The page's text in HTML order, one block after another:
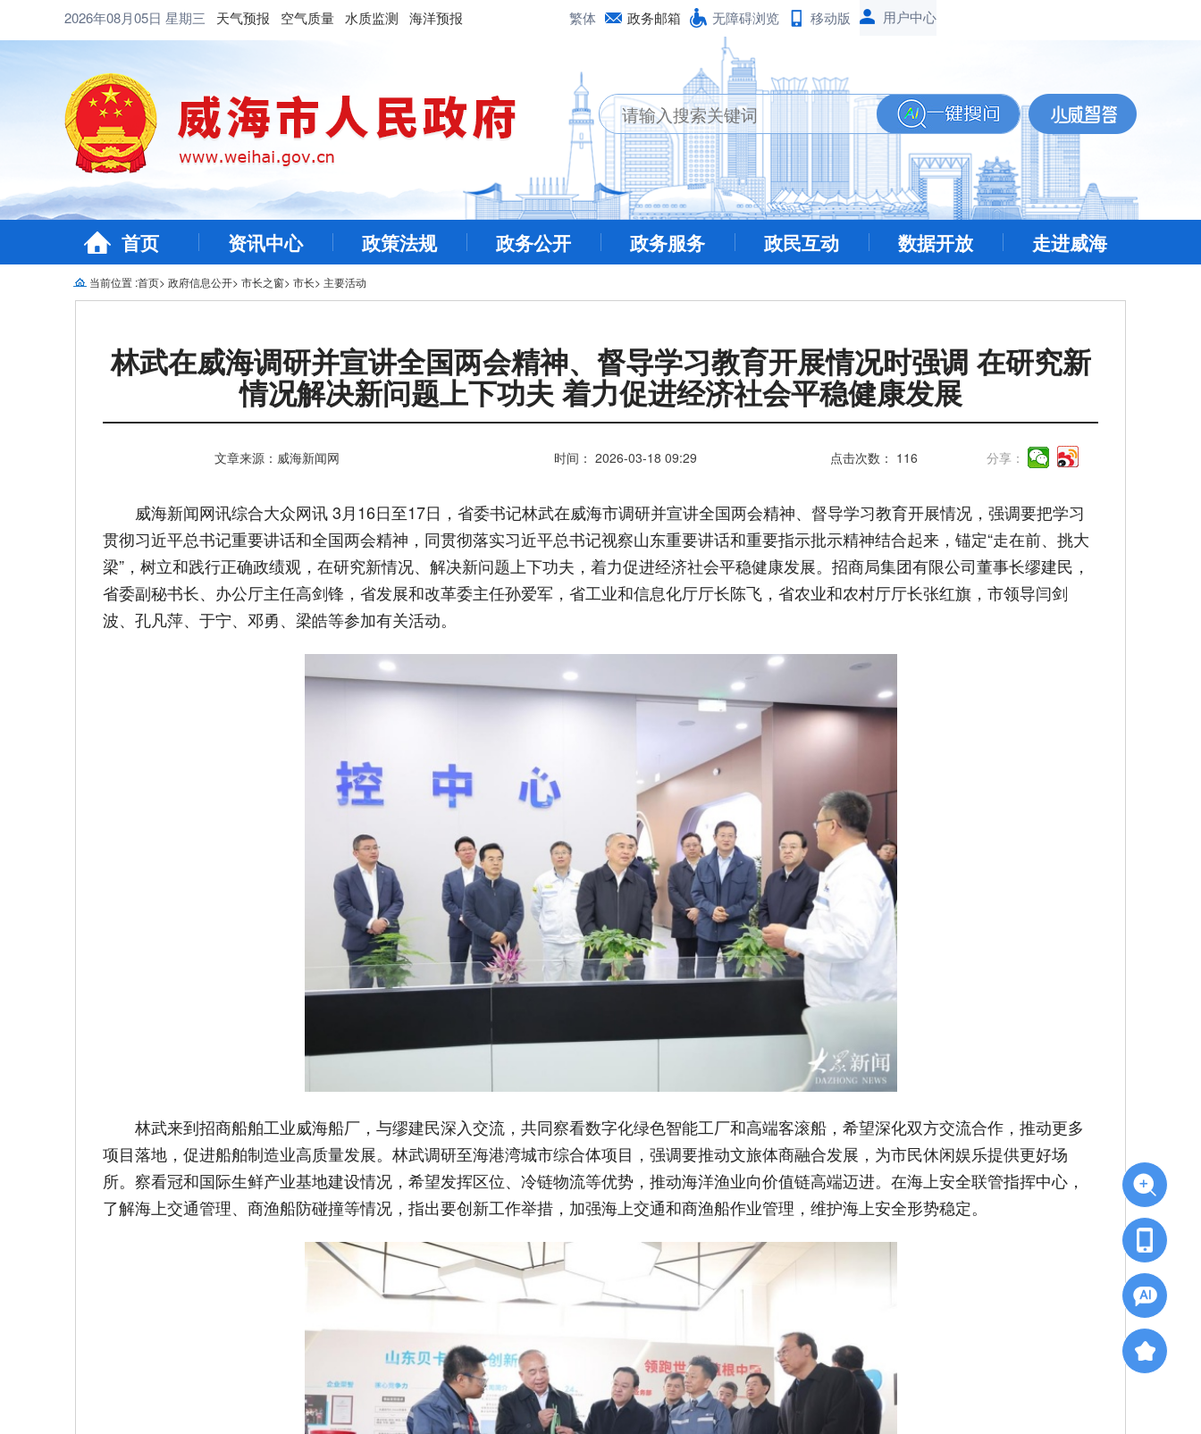
2026年08月05日 星期三 天气预报 空气质量 水质监测 海洋预报 繁体 政务邮箱 无障碍浏览 移动版
首页 资讯中心 政策法规 政务公开 政务服务 政民互动 数据开放 走进威海
当前位置 :首页> 政府信息公开> 市长之窗> 市长> 主要活动
林武在威海调研并宣讲全国两会精神、督导学习教育开展情况时强调 在研究新
情况解决新问题上下功夫 着力促进经济社会平稳健康发展
文章来源：威海新闻网 时间： 2026-03-18 09:29 点击次数： 116 分享：
威海新闻网讯综合大众网讯 3月16日至17日，省委书记林武在威海市调研并宣讲全国两会精神、督导学习教育开展情况，强调要把学习
贯彻习近平总书记重要讲话和全国两会精神，同贯彻落实习近平总书记视察山东重要讲话和重要指示批示精神结合起来，锚定“走在前、挑大
梁”，树立和践行正确政绩观，在研究新情况、解决新问题上下功夫，着力促进经济社会平稳健康发展。招商局集团有限公司董事长缪建民，
省委副秘书长、办公厅主任高剑锋，省发展和改革委主任孙爱军，省工业和信息化厅厅长陈飞，省农业和农村厅厅长张红旗，市领导闫剑
波、孔凡萍、于宁、邓勇、梁皓等参加有关活动。
林武来到招商船舶工业威海船厂，与缪建民深入交流，共同察看数字化绿色智能工厂和高端客滚船，希望深化双方交流合作，推动更多
项目落地，促进船舶制造业高质量发展。林武调研至海港湾城市综合体项目，强调要推动文旅体商融合发展，为市民休闲娱乐提供更好场
所。察看冠和国际生鲜产业基地建设情况，希望发挥区位、冷链物流等优势，推动海洋渔业向价值链高端迈进。在海上安全联管指挥中心，
了解海上交通管理、商渔船防碰撞等情况，指出要创新工作举措，加强海上交通和商渔船作业管理，维护海上安全形势稳定。